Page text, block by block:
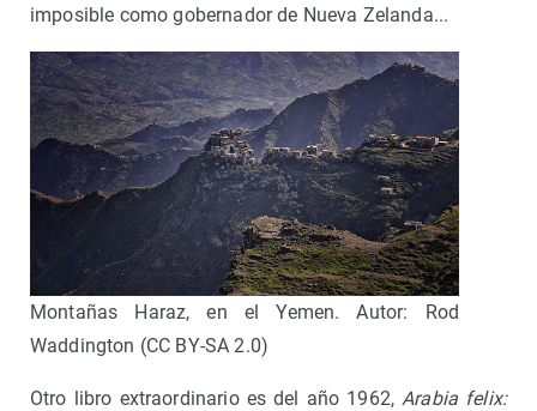
imposible como gobernador de Nueva Zelanda...
Montañas Haraz, en el Yemen. Autor: Rod
Waddington (CC BY-SA 2.0)
Otro libro extraordinario es del año 1962, Arabia felix: